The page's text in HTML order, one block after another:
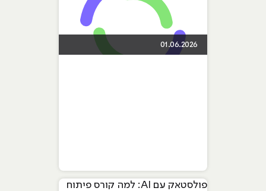
01.06.2026
פולסטאק עם AI: למה קורס פיתוח